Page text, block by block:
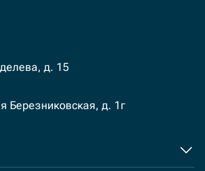
д. 15
Березниковская, д. 1г